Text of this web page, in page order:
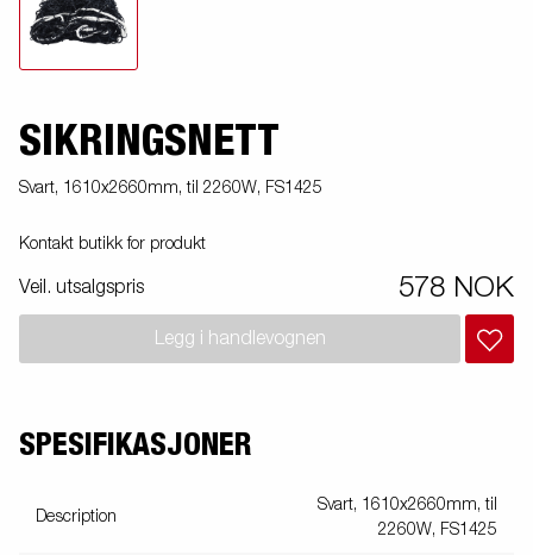
SIKRINGSNETT
Svart, 1610x2660mm, til 2260W, FS1425
Kontakt butikk for produkt
Veil. utsalgspris 578 NOK
Legg i handlevognen
SPESIFIKASJONER
Description
Svart, 1610x2660mm, til
2260W, FS1425